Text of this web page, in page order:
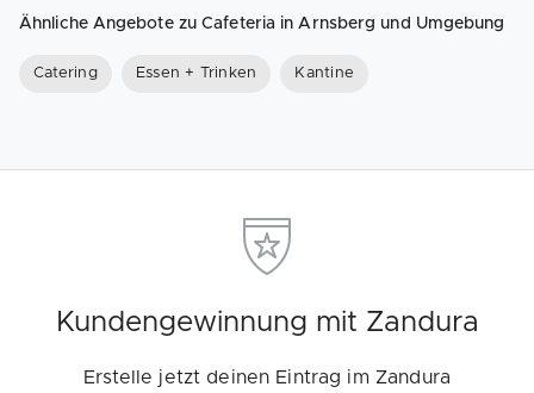
Ähnliche Angebote zu Cafeteria in Arnsberg und Umgebung
Catering Essen + Trinken Kantine
Kundengewinnung mit Zandura
Erstelle jetzt deinen Eintrag im Zandura